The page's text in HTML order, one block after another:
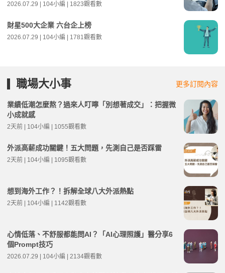
2026.07.29 | 104小編 | 1823觀看數
財星500大企業 六台企上榜
2026.07.29 | 104小編 | 1781觀看數
職場大小事 更多訂閱內容
業績低潮怎麼熬？過來人叮嚀「別想著成交」：把握微
小成就感
2天前 | 104小編 | 1055觀看數
外派高薪成功關鍵！五大問題，先測自己是否踩雷
2天前 | 104小編 | 1095觀看數
想到海外工作？！拆解全球八大外派熱點
2天前 | 104小編 | 1142觀看數
心情低落、不舒服都能問AI？「AI心理照護」醫分享6
個Prompt技巧
2026.07.29 | 104小編 | 2134觀看數